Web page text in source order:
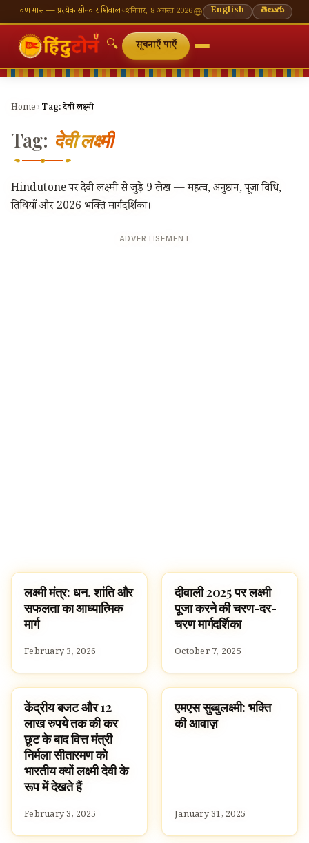
मास — प्रत्येक सोमवार शिवालय दर्शन का महत्व🌸 गणेश चतुर्थी — भाद्रपद शुक्ल चतुर्थी⛩ काशी
शनिवार, 8 अगस्त 2026 English తెలుగు
🔍 सूचनाएँ पाएँ
Home › Tag:देवी लक्ष्मी
Tag: देवी लक्ष्मी
Hindutone पर देवी लक्ष्मी से जुड़े 9 लेख — महत्व, अनुष्ठान, पूजा विधि,
तिथियाँ और 2026 भक्ति मार्गदर्शिका।
ADVERTISEMENT
SLOKAS AND MANTRAS
लक्ष्मी मंत्र: धन, शांति और
सफलता का आध्यात्मिक
मार्ग
February 3, 2026
SLOKAS AND MANTRAS
दीवाली 2025 पर लक्ष्मी
पूजा करने की चरण-दर-
चरण मार्गदर्शिका
October 7, 2025
NEWS
केंद्रीय बजट और 12
लाख रुपये तक की कर
छूट के बाद वित्त मंत्री
निर्मला सीतारमण को
भारतीय क्यों लक्ष्मी देवी के
रूप में देखते हैं
February 3, 2025
FAMOUS HINDUS
एमएस सुब्बुलक्ष्मी: भक्ति
की आवाज़
January 31, 2025